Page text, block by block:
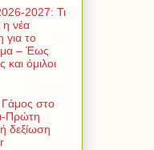
2027: Τι
η νέα
για το
– Έως
και όμιλοι
στο
Πρώτη
δεξίωση